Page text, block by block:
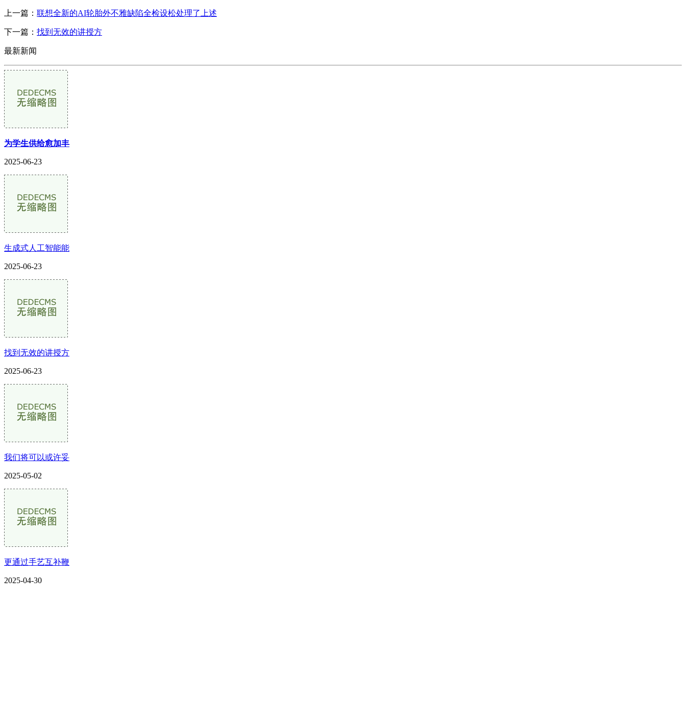
上一篇： 联想全新的AI轮胎外不雅缺陷全检设松处理了上述
下一篇： 找到无效的讲授方
最新新闻
为学生供给愈加丰
2025-06-23
生成式人工智能能
2025-06-23
找到无效的讲授方
2025-06-23
我们将可以或许妥
2025-05-02
更通过手艺互补鞭
2025-04-30